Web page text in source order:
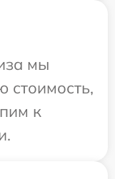
мы
стоимость,
к